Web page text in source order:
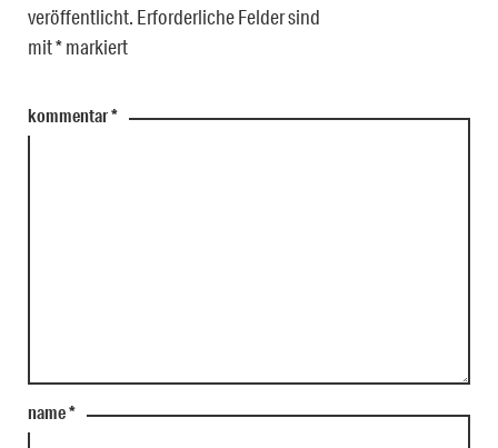
veröffentlicht. Erforderliche Felder sind
mit*markiert
kommentar*
name*